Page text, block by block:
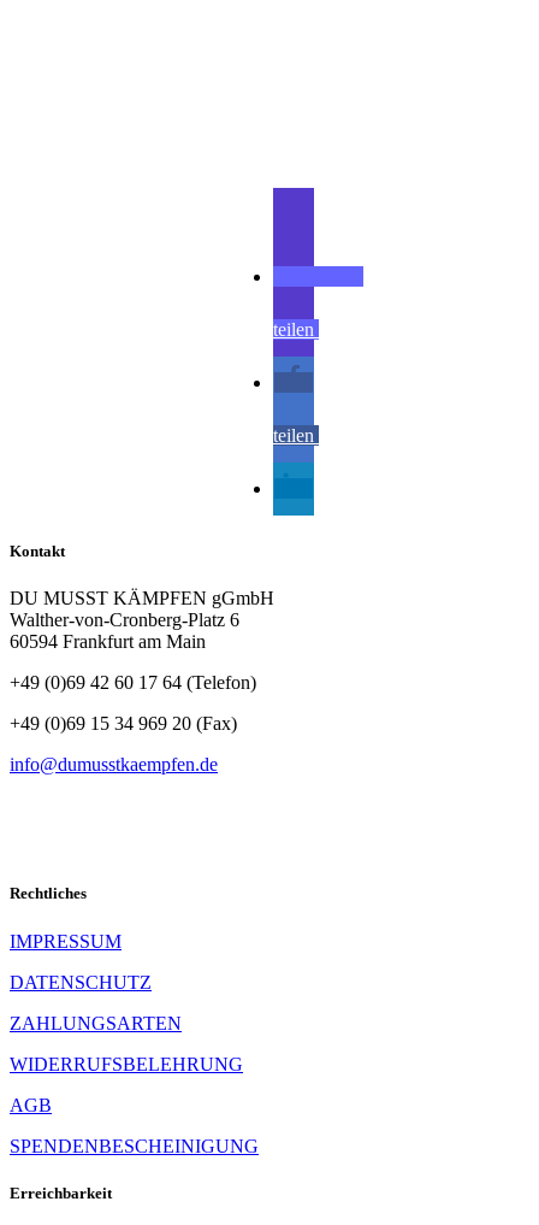
teilen
teilen
Kontakt
DU MUSST KÄMPFEN gGmbH
Walther-von-Cronberg-Platz 6
60594 Frankfurt am Main
+49 (0)69 42 60 17 64 (Telefon)
+49 (0)69 15 34 969 20 (Fax)
info@dumusstkaempfen.de
Rechtliches
IMPRESSUM
DATENSCHUTZ
ZAHLUNGSARTEN
WIDERRUFSBELEHRUNG
AGB
SPENDENBESCHEINIGUNG
Erreichbarkeit